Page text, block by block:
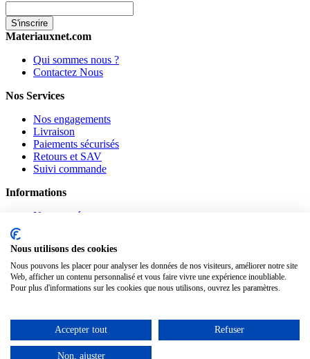
S'inscrire
Materiauxnet.com
Qui sommes nous ?
Contactez Nous
Nos Services
Nos engagements
Livraison
Paiements sécurisés
Retours et SAV
Suivi commande
Informations
Nouveautés
Confidentialité
Mentions légales
Suivez-nous
Facebook
Notre Blog
Nous utilisons des cookies
Nous pouvons les placer pour analyser les données de nos visiteurs, améliorer notre site
Web, afficher un contenu personnalisé et vous faire vivre une expérience inoubliable.
Pour plus d'informations sur les cookies que nous utilisons, ouvrez les paramètres.
Accepter tout Refuser
Non, ajuster